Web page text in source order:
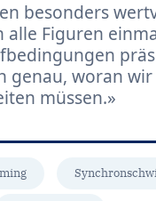
besonders
alle Figuren
genau, woran wir
müssen.